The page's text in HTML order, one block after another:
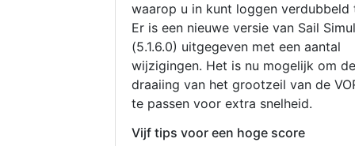
waarop u in kunt loggen verdubbeld
Er is een nieuwe versie van Sail
(5.1.6.0) uitgegeven met een aantal
wijzigingen. Het is nu mogelijk om de
draaiing van het grootzeil van de
te passen voor extra snelheid.
Vijf tips voor een hoge score